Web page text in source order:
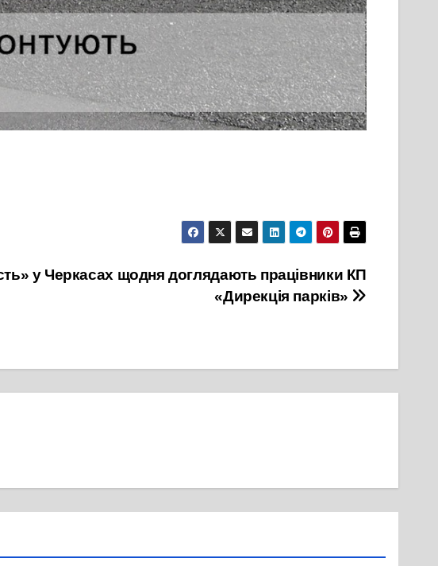
у Черкасах щодня доглядають працівники КП
«Дирекція парків»